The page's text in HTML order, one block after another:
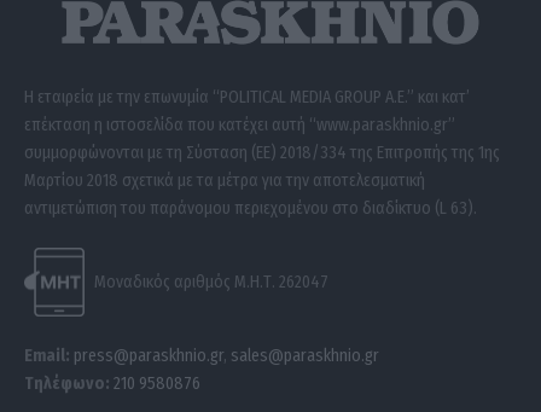
Η εταιρεία με την επωνυμία “POLITICAL MEDIA GROUP A.E.” και κατ’
επέκταση η ιστοσελίδα που κατέχει αυτή “www.paraskhnio.gr”
συμμορφώνονται με τη Σύσταση (ΕΕ) 2018/334 της Επιτροπής της 1ης
Μαρτίου 2018 σχετικά με τα μέτρα για την αποτελεσματική
αντιμετώπιση του παράνομου περιεχομένου στο διαδίκτυο (L 63).
Μοναδικός αριθμός Μ.Η.Τ. 262047
Email: press@paraskhnio.gr, sales@paraskhnio.gr
Τηλέφωνο: 210 9580876